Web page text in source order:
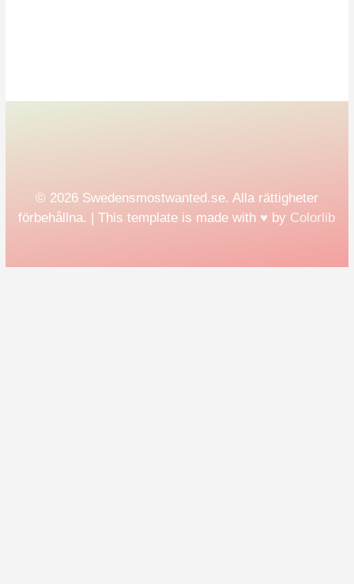
© 2026 Swedensmostwanted.se. Alla rättigheter
förbehållna. | This template is made with ♥ by Colorlib